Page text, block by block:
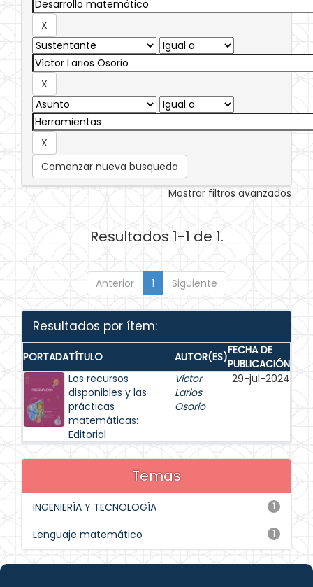
Comenzar nueva busqueda
Mostrar filtros avanzados
Resultados 1-1 de 1.
Anterior 1 Siguiente
Resultados por ítem:
PORTADATÍTULO AUTOR(ES)FECHA DE
PUBLICACIÓN
Los recursos
disponibles y las
prácticas
matemáticas:
Editorial
Víctor
Larios
Osorio
29-jul-2024
Temas
1
INGENIERÍA Y TECNOLOGÍA
1
Lenguaje matemático